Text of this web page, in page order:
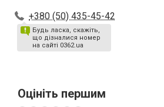
+380 (50) 435-45-42
Будь ласка, скажіть,
що дізналися номер
на сайті 0362.ua
Оцініть першим